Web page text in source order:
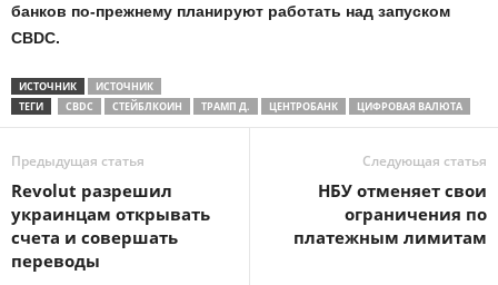
банков по-прежнему планируют работать над запуском
CBDC.
ИСТОЧНИК
ИСТОЧНИК
ТЕГИ
CBDC СТЕЙБЛКОИН ТРАМП Д. ЦЕНТРОБАНК ЦИФРОВАЯ ВАЛЮТА
Предыдущая статья
Revolut разрешил
украинцам открывать
счета и совершать
переводы
Следующая статья
НБУ отменяет свои
ограничения по
платежным лимитам